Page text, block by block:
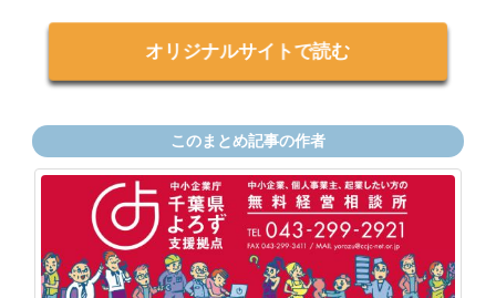
オリジナルサイトで読む
このまとめ記事の作者